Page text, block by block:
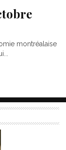
montréalaise